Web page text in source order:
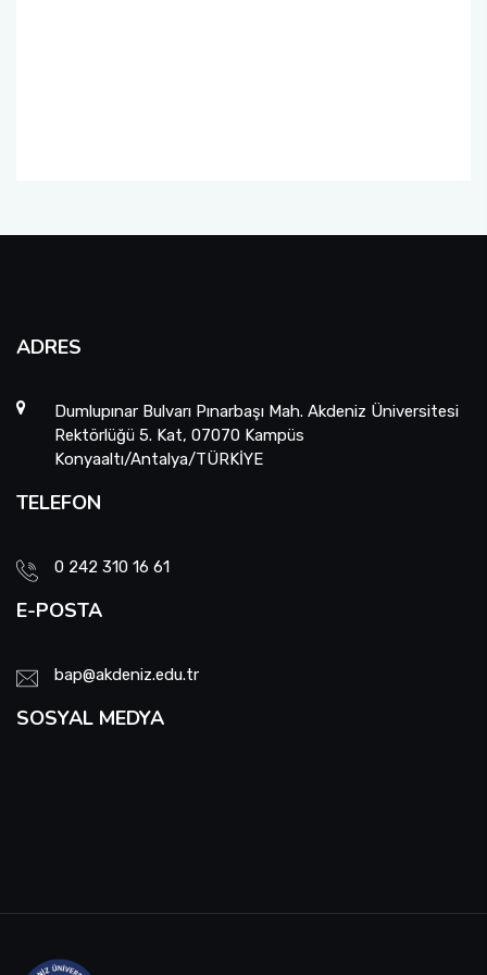
ADRES
Dumlupınar Bulvarı Pınarbaşı Mah. Akdeniz Üniversitesi
Rektörlüğü 5. Kat, 07070 Kampüs
Konyaaltı/Antalya/TÜRKİYE
TELEFON
0 242 310 16 61
E-POSTA
bap@akdeniz.edu.tr
SOSYAL MEDYA
Güdümlü Projeler (GÜP)